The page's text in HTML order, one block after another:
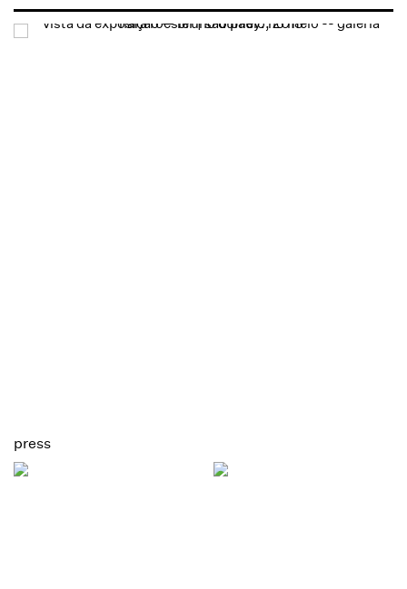
Open a larger version of the following image in a popup:
press